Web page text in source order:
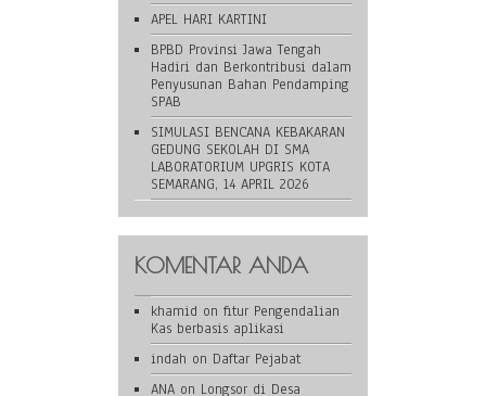
APEL HARI KARTINI
BPBD Provinsi Jawa Tengah
Hadiri dan Berkontribusi dalam
Penyusunan Bahan Pendamping
SPAB
SIMULASI BENCANA KEBAKARAN
GEDUNG SEKOLAH DI SMA
LABORATORIUM UPGRIS KOTA
SEMARANG, 14 APRIL 2026
KOMENTAR ANDA
khamid on fitur Pengendalian
Kas berbasis aplikasi
indah on Daftar Pejabat
ANA on Longsor di Desa